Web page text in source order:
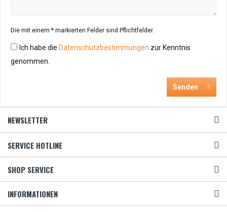
Die mit einem * markierten Felder sind Pflichtfelder.
Ich habe die Datenschutzbestimmungen zur Kenntnis
genommen.
Senden
NEWSLETTER
SERVICE HOTLINE
SHOP SERVICE
INFORMATIONEN